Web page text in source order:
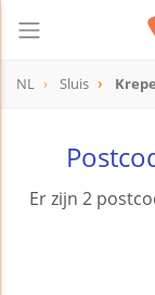
NL Sluis
Er zijn 2